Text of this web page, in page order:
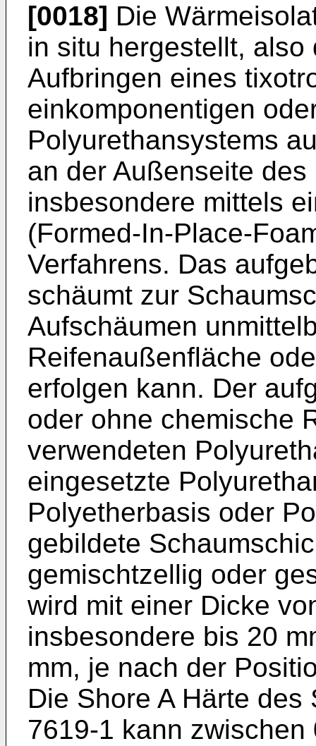
[0018] Die
in situ hergestellt,
Aufbringen eines
einkomponentigen
Polyurethansystems
an der Außenseite
insbesondere mittels
(Formed-In-Place-
Verfahrens. Das
schäumt zur
Aufschäumen
Reifenaußenfläche
erfolgen kann. Der
oder ohne chemische
verwendeten
eingesetzte
Polyetherbasis oder
gebildete
gemischtzellig oder
wird mit einer Dicke
insbesondere bis 20
mm, je nach der
Die Shore A Härte
7619-1 kann